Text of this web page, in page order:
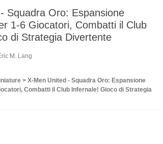
Squadra Oro: Espansione
1-6 Giocatori, Combatti il Club
di Strategia Divertente
M. Lang
> X-Men United - Squadra Oro: Espansione
Combatti il Club Infernale! Gioco di Strategia